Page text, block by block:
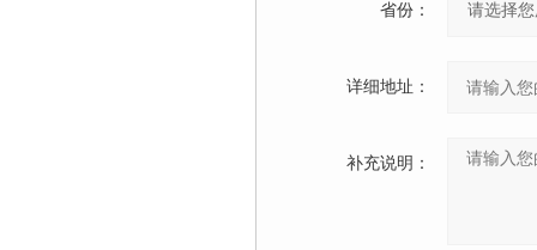
省份：
详细地址：
补充说明：